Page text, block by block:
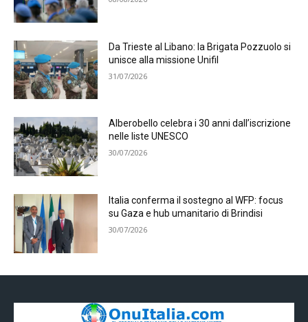
Da Trieste al Libano: la Brigata Pozzuolo si
unisce alla missione Unifil
31/07/2026
Alberobello celebra i 30 anni dall’iscrizione
nelle liste UNESCO
30/07/2026
Italia conferma il sostegno al WFP: focus
su Gaza e hub umanitario di Brindisi
30/07/2026